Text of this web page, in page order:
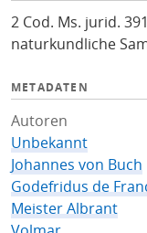
f
o
2 Cod. Ms. jurid.
naturkundliche
METADATEN
Autoren
Unbekannt
Johannes von Buch
Godefridus de
Meister Albrant